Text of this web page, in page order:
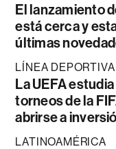
El lanzamiento
está cerca y
últimas
LÍNEA DEPORTIVA
La UEFA
torneos de la
abrirse a
LATINOAMÉRICA